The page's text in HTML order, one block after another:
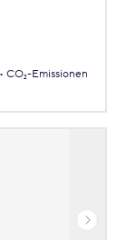
CO₂-Emissionen